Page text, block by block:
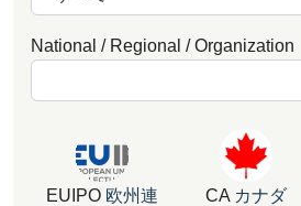
National / Regional / Organization
EUIPO 欧州連
CA カナダ